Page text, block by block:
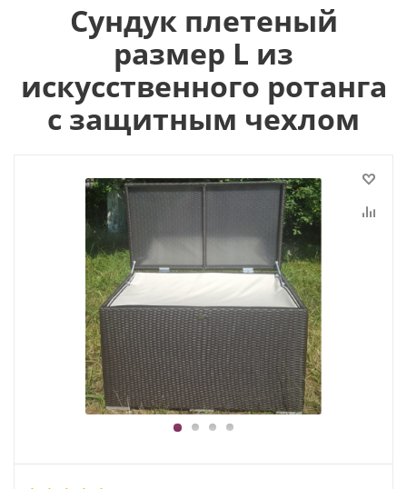
Сундук плетеный
размер L из
искусственного ротанга
с защитным чехлом
1 2 3 4